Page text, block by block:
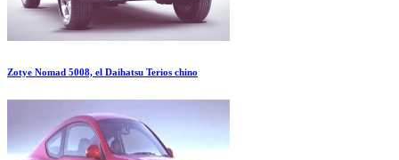
Zotye Nomad 5008, el Daihatsu Terios chino